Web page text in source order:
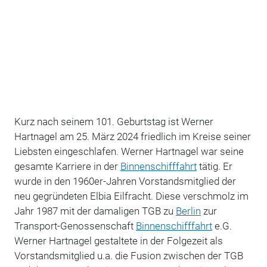
Kurz nach seinem 101. Geburtstag ist Werner
Hartnagel am 25. März 2024 friedlich im Kreise seiner
Liebsten eingeschlafen. Werner Hartnagel war seine
gesamte Karriere in der Binnenschifffahrttätig. Er
wurde in den 1960er-Jahren Vorstandsmitglied der
neu gegründeten Elbia Eilfracht. Diese verschmolz im
Jahr 1987 mit der damaligen TGB zu Berlin zur
Transport-Genossenschaft Binnenschifffahrte.G.
Werner Hartnagel gestaltete in der Folgezeit als
Vorstandsmitglied u.a. die Fusion zwischen der TGB